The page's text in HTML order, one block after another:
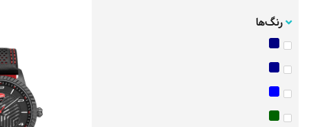
ساعت اسپریت
ساعت سیتیزن
سانتانوره
سیکو
رنگ‌ها